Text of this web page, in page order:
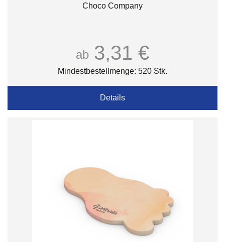
Choco Company
ab 3,31 €
Mindestbestellmenge: 520 Stk.
Details